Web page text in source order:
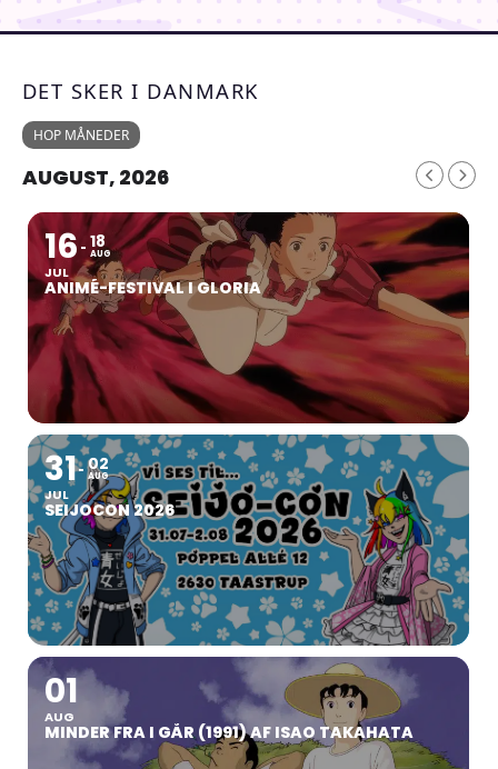
DET SKER I DANMARK
HOP MÅNEDER
AUGUST, 2026
16
JUL
18
AUG
ANIMÉ-FESTIVAL I GLORIA
31
JUL
02
AUG
SEIJOCON 2026
01
AUG
MINDER FRA I GÅR (1991) AF ISAO TAKAHATA